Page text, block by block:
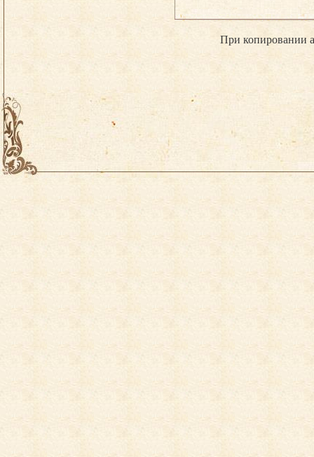
При копировании